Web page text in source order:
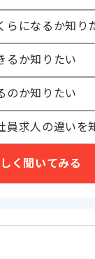
勧めです。
らになるか知り
るか知りたい
のか知りたい
員求人の違いを
く聞いてみる